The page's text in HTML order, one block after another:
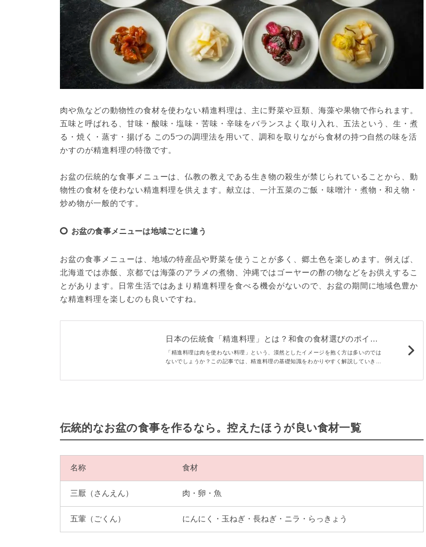
肉や魚などの動物性の食材を使わない精進料理は、主に野菜や豆類、海藻や果物で作られます。
五味と呼ばれる、甘味・酸味・塩味・苦味・辛味をバランスよく取り入れ、五法という、生・煮
る・焼く・蒸す・揚げる この5つの調理法を用いて、調和を取りながら食材の持つ自然の味を活
かすのが精進料理の特徴です。
お盆の伝統的な食事メニューは、仏教の教えである生き物の殺生が禁じられていることから、動
物性の食材を使わない精進料理を供えます。献立は、一汁五菜のご飯・味噌汁・煮物・和え物・
炒め物が一般的です。
お盆の食事メニューは地域ごとに違う
お盆の食事メニューは、地域の特産品や野菜を使うことが多く、郷土色を楽しめます。例えば、
北海道では赤飯、京都では海藻のアラメの煮物、沖縄ではゴーヤーの酢の物などをお供えするこ
とがあります。日常生活ではあまり精進料理を食べる機会がないので、お盆の期間に地域色豊か
な精進料理を楽しむのも良いですね。
日本の伝統食「精進料理」とは？和食の食材選びのポイン
トを解説♪ - macaroni
「精進料理は肉を使わない料理」という、漠然としたイメージを抱く方は多いのでは
ないでしょうか？この記事では、精進料理の基礎知識をわかりやすく解説していきま
などを知って、精進料理を身近に感じてください
伝統的なお盆の食事を作るなら。控えたほうが良い食材一覧
名称 食材
三厭（さんえん） 肉・卵・魚
五葷（ごくん） にんにく・玉ねぎ・長ねぎ・ニラ・らっきょう